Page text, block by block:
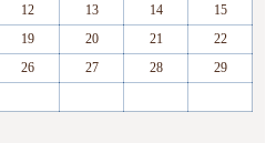
12 13 14
15
19 20 21
22
26 27 28
29